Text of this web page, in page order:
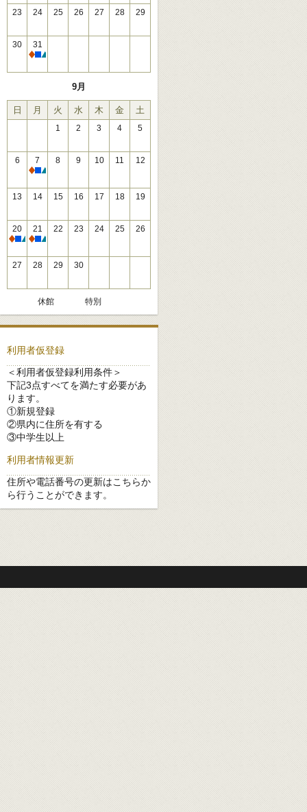
23 24 25 26 27 28 29
30
31
休館
9月
日 月 火 水 木 金 土
1 2 3 4 5
6
7
休館
8 9 10 11 12
13 14 15 16 17 18 19
20
休館
21
休館
22 23 24 25 26
27 28 29 30
休館 特別
利用者仮登録
＜利用者仮登録利用条件＞
下記3点すべてを満たす必要があ
ります。
①新規登録
②県内に住所を有する
③中学生以上
利用者情報更新
住所や電話番号の更新はこちらか
ら行うことができます。